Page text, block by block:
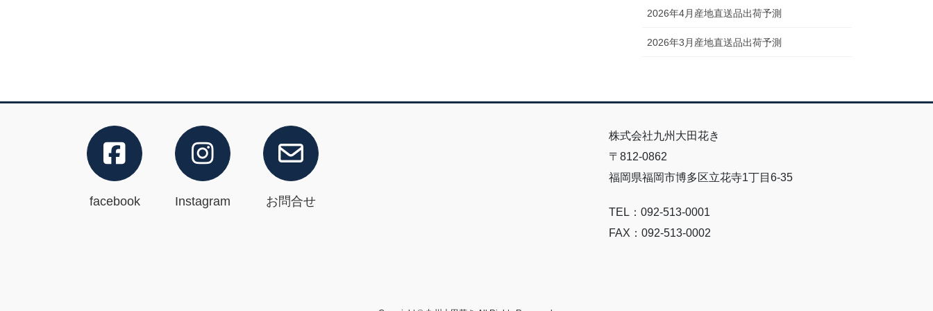
2026年4月産地直送品出荷予測
2026年3月産地直送品出荷予測
facebook Instagram お問合せ
株式会社九州大田花き
〒812-0862
福岡県福岡市博多区立花寺1丁目6-35
TEL：092-513-0001
FAX：092-513-0002